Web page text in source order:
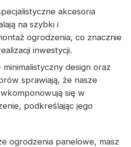
akcesoria
na szybki i
ogrodzenia, co znacznie
inwestycji.
minimalistyczny design oraz
sprawiają, że nasze
się w
podkreślając jego
ogrodzenia panelowe, masz